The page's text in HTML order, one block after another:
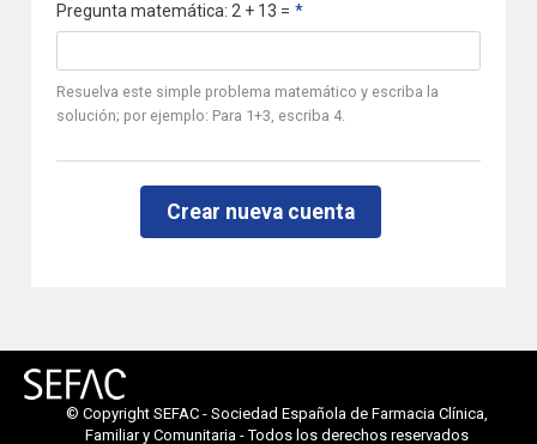
Pregunta matemática: 2 + 13 =
Resuelva este simple problema matemático y escriba la
solución; por ejemplo: Para 1+3, escriba 4.
© Copyright SEFAC - Sociedad Española de Farmacia Clínica,
Familiar y Comunitaria - Todos los derechos reservados